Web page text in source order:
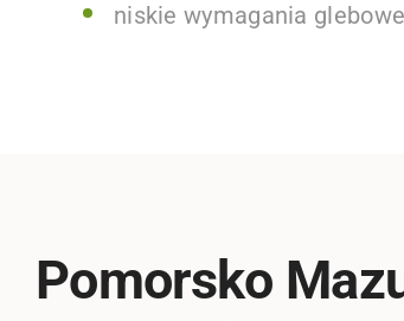
niskie wymagania glebowe
Pomorsko